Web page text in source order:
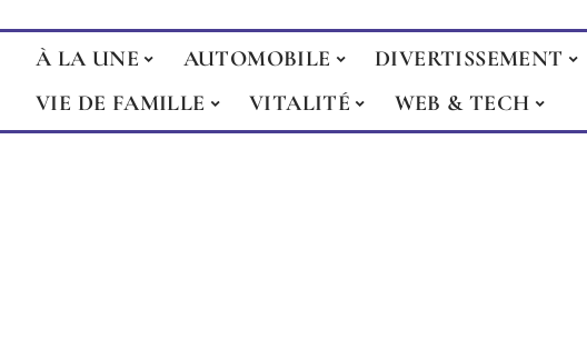
À LA UNE AUTOMOBILE DIVERTISSEMENT
VIE DE FAMILLE
VITALITÉ WEB & TECH